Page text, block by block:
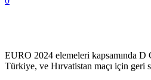
EURO 2024 elemeleri kapsamında D
Türkiye, ve Hırvatistan maçı için geri